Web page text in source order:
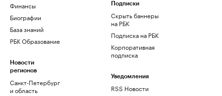
Финансы
Биографии
База знаний
РБК Образование
Новости
регионов
Санкт-Петербург
и область
Подписки
Скрыть баннеры
на РБК
Подписка на РБК
Корпоративная
подписка
Уведомления
RSS Новости